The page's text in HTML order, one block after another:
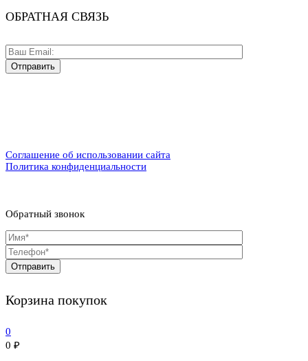
ОБРАТНАЯ СВЯЗЬ
Соглашение об использовании сайта
Политика конфиденциальности
Обратный звонок
Корзина покупок
0
0 ₽